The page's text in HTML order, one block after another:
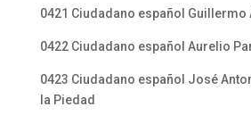
0421 Ciudadano español Guillermo
0422 Ciudadano español Aurelio
0423 Ciudadano español José
la Piedad